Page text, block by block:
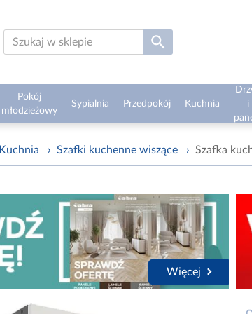
Pokój
młodzieżowy
Sypialnia Przedpokój Kuchnia
i
Kuchnia › Szafki kuchenne wiszące › Szafka
Więcej